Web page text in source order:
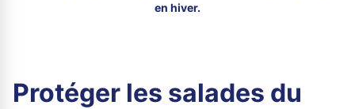
en hiver.
Protéger les salades du